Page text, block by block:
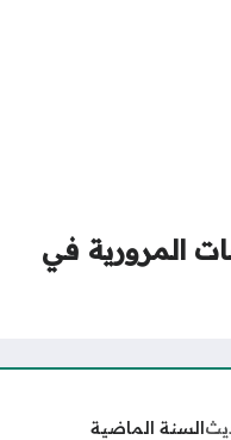
المرورية في
السنة الماضية